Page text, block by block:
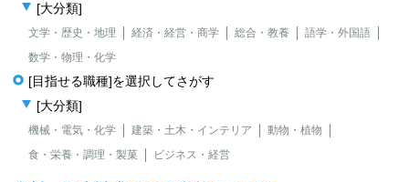
[大分類]
文学・歴史・地理 経済・経営・商学 総合・教養
語学・外国語
数学・物理・化学
[目指せる職種]を選択してさがす
[大分類]
機械・電気・化学 建築・土木・インテリア
動物・植物
食・栄養・調理・製菓
ビジネス・経営